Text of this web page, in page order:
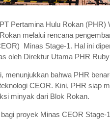
PT Pertamina Hulu Rokan (PHR)
melalui rencana
Minas Stage-1. Hal ini
oleh Direktur Utama PHR
menunjukkan bahwa PHR
CEOR. Kini, PHR siap
minyak dari Blok Rokan.
proyek Minas CEOR